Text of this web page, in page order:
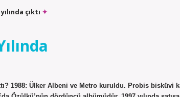
çıktı
1988: Ülker Albeni ve Metro kuruldu. Probis bisküvi